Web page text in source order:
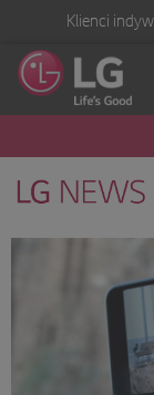
Klienci